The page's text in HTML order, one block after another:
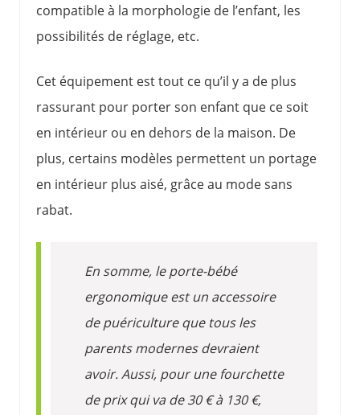
compatible à la morphologie de l’enfant, les
possibilités de réglage, etc.
Cet équipement est tout ce qu’il y a de plus
rassurant pour porter son enfant que ce soit
en intérieur ou en dehors de la maison. De
plus, certains modèles permettent un portage
en intérieur plus aisé, grâce au mode sans
rabat.
En somme, le porte-bébé
ergonomique est un accessoire
de puériculture que tous les
parents modernes devraient
avoir. Aussi, pour une fourchette
de prix qui va de 30 € à 130 €,